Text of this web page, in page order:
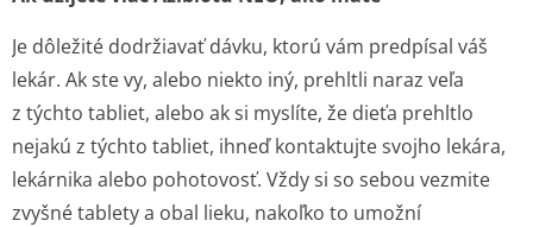
Je dôležité dodržiavať dávku, ktorú vám predpísal váš
lekár. Ak ste vy, alebo niekto iný, prehltli naraz veľa
z týchto tabliet, alebo ak si myslíte, že dieťa prehltlo
nejakú z týchto tabliet, ihneď kontaktujte svojho lekára,
lekárnika alebo pohotovosť. Vždy si so sebou vezmite
zvyšné tablety a obal lieku, nakoľko to umožní